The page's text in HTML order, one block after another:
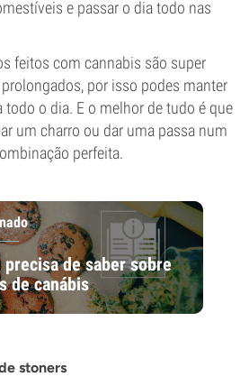
e passar o dia todo nas
feitos com cannabis são super
por isso podes manter
todo o dia. E o melhor de tudo é que
um charro ou dar uma passa num
perfeita.
precisa de saber sobre
de canábis
stoners